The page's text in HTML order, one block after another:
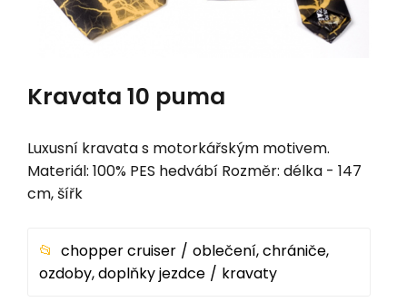
Kravata 10 puma
Luxusní kravata s motorkářským motivem.
Materiál: 100% PES hedvábí Rozměr: délka - 147
cm, šířk
chopper cruiser
oblečení, chrániče,
ozdoby, doplňky jezdce
kravaty